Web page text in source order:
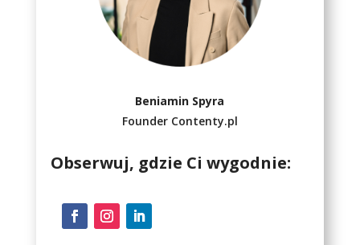
Beniamin Spyra
Founder Contenty.pl
Obserwuj, gdzie Ci wygodnie: